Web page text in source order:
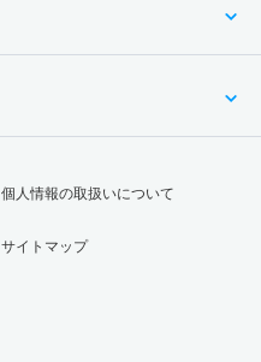
個人情報の取扱いについて
サイトマップ